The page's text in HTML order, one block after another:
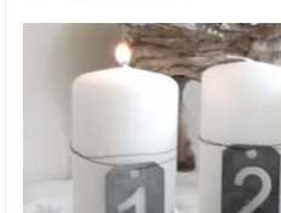
Copic - tusjene alle snakker om!
Pretty Pink Posh i Norge
HOBBYGLADE DAGER
Silk Clay DINOSAUR
Luminance erstatter Prismacolor